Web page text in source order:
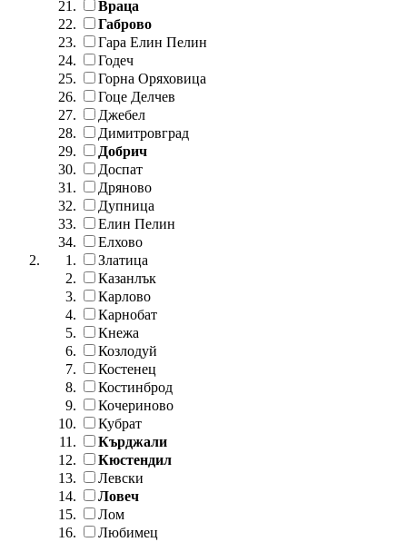
Враца
Габрово
Гара Елин Пелин
Годеч
Горна Оряховица
Гоце Делчев
Джебел
Димитровград
Добрич
Доспат
Дряново
Дупница
Елин Пелин
Елхово
Златица
Казанлък
Карлово
Карнобат
Кнежа
Козлодуй
Костенец
Костинброд
Кочериново
Кубрат
Кърджали
Кюстендил
Левски
Ловеч
Лом
Любимец